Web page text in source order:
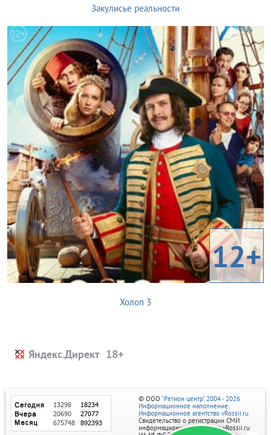
Закулисье реальности
12+
Холоп 3
Яндекс.Директ
© ООО "Регион центр" 2004 - 2026
Информационное наполнение:
Информационное агентство vRossii.ru
Свидетельство о регистрации СМИ
информационного агентства vRossii.ru